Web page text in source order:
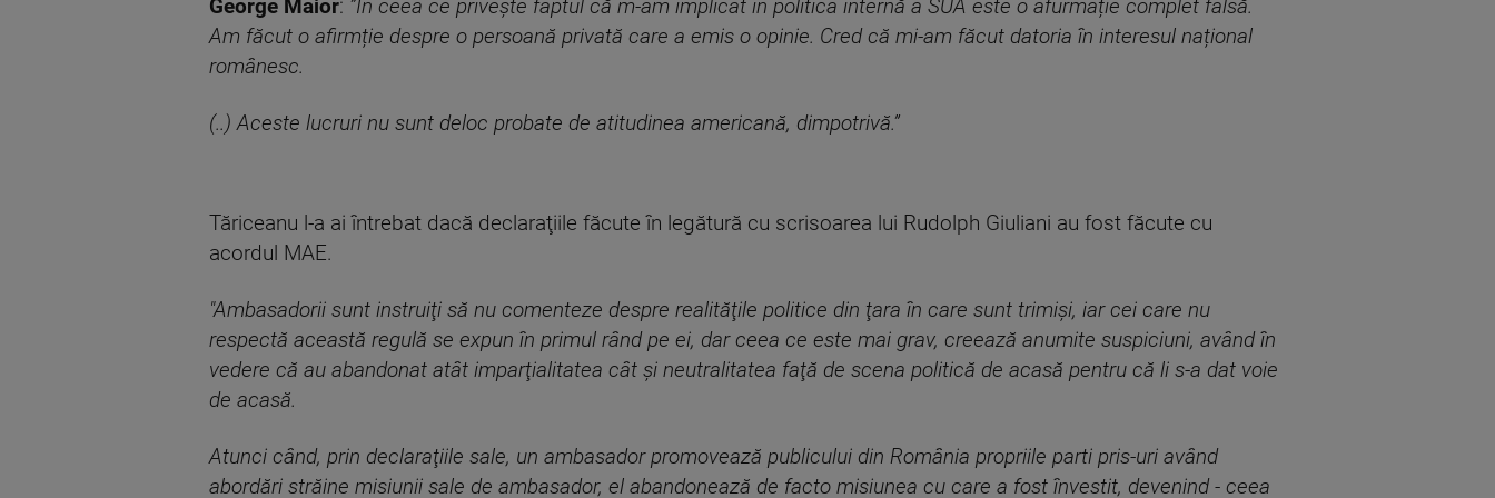
George Maior: ”În ceea ce privește faptul că m-am implicat în politica internă a SUA este o afurmație complet falsă.
Am făcut o afirmție despre o persoană privată care a emis o opinie. Cred că mi-am făcut datoria în interesul național
românesc.
(..) Aceste lucruri nu sunt deloc probate de atitudinea americană, dimpotrivă.”
Tăriceanu l-a ai întrebat dacă declaraţiile făcute în legătură cu scrisoarea lui Rudolph Giuliani au fost făcute cu
acordul MAE.
"Ambasadorii sunt instruiţi să nu comenteze despre realităţile politice din ţara în care sunt trimişi, iar cei care nu
respectă această regulă se expun în primul rând pe ei, dar ceea ce este mai grav, creează anumite suspiciuni, având în
vedere că au abandonat atât imparţialitatea cât şi neutralitatea faţă de scena politică de acasă pentru că li s-a dat voie
de acasă.
Atunci când, prin declaraţiile sale, un ambasador promovează publicului din România propriile parti pris-uri având
abordări străine misiunii sale de ambasador, el abandonează de facto misiunea cu care a fost învestit, devenind - ceea